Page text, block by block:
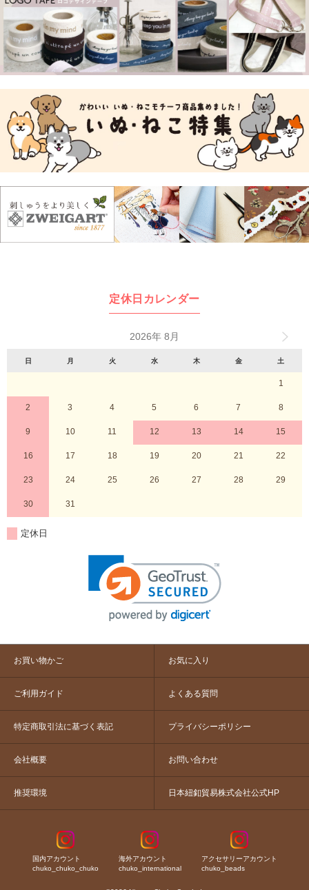
定休日カレンダー
2026年 8月
日 月 火 水 木 金 土
1
2 3 4 5 6 7 8
9 10 11 12 13 14 15
16 17 18 19 20 21 22
23 24 25 26 27 28 29
30 31
定休日
お買い物かご お気に入り
ご利用ガイド よくある質問
特定商取引法に基づく表記 プライバシーポリシー
会社概要 お問い合わせ
推奨環境 日本紐釦貿易株式会社公式HP
国内アカウント
chuko_chuko_chuko
海外アカウント
chuko_international
アクセサリーアカウント
chuko_beads